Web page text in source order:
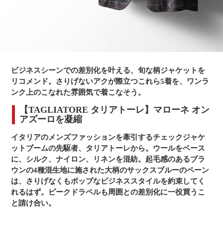
ビジネスシーンでの差別化を叶える、旬な柄ジャケットを
リコメンド。さりげないアクが際立つこれら5着を、ワンラ
ンク上のこなれた雰囲気で着こなそう。
【TAGLIATORE タリアトーレ】マローネ オン
アズーロを凝縮
イタリアのメンズファッションを牽引するチェックジャケ
ットブームの先駆者、タリアトーレから。ウールをベース
に、シルク、ナイロン、リネンを混紡。起毛感のあるブラ
ウンの4種混生地に施された大柄のサックスブルーのペーン
は、さりげなくもポップなビジネススタイルを約束してく
れるはず。ピークドラペルも周囲との差別化に一役買うこ
と請け合い。